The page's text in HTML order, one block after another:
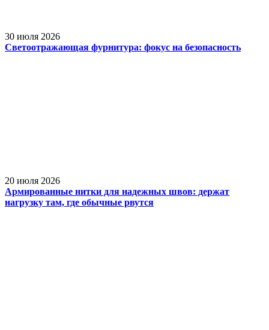
30 июля 2026
Светоотражающая фурнитура: фокус на безопасность
20 июля 2026
Армированные нитки для надежных швов: держат
нагрузку там, где обычные рвутся